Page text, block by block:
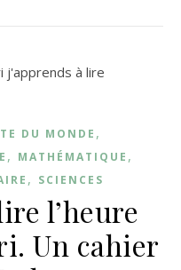
DU MONDE ,
, MATHÉMATIQUE ,
, SCIENCES
l’heure
Un cahier